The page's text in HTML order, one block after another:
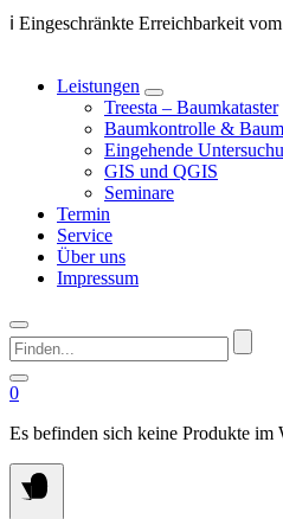
Springen
Inhalt
ℹ️ Eingeschränkte Erreichbarkeit
Leistungen
Treesta – Baumkataster
Baumkontrolle &
Eingehende
GIS und QGIS
Seminare
Termin
Service
Über uns
Impressum
Finden...
0
Es befinden sich keine Produkte im